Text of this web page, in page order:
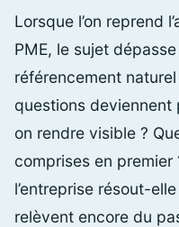
Lorsque l’on reprend
PME, le sujet
référencement
questions
on rendre visible ?
comprises en premier
l’entreprise résout-
relèvent encore du